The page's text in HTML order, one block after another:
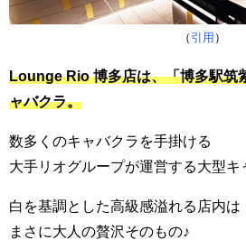
（ 引用 ）
Lounge Rio 博多店は、「博多駅筑
ャバクラ。
数多くのキャバクラを手掛ける
大手リオグループが運営する大型キ
白を基調とした高級感溢れる店内は
まさに大人の贅沢そのもの♪